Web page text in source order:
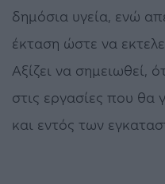
δημόσια υγεία, ενώ
έκταση ώστε να
Αξίζει να σημειωθεί,
στις εργασίες που θα
και εντός των